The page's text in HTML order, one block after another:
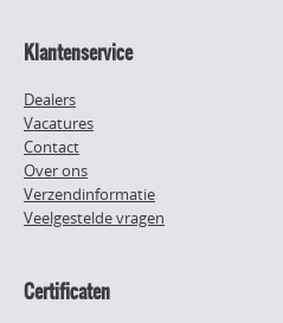
Klantenservice
Dealers
Vacatures
Contact
Over ons
Verzendinformatie
Veelgestelde vragen
Certificaten